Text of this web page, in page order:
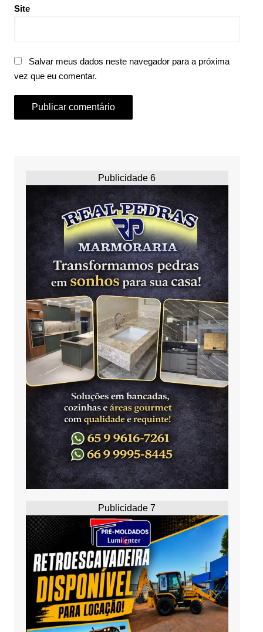
Site
Salvar meus dados neste navegador para a próxima
vez que eu comentar.
Publicidade 6
Publicidade 7